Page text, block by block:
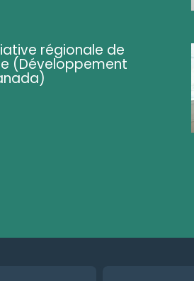
régionale de
(Développement